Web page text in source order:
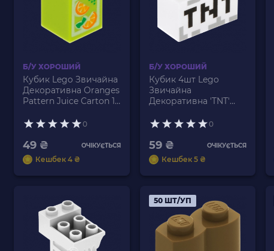
Б/У ХОРОШИЙ
Кубик Lego Звичайна
Декоративна Oranges
Pattern Juice Carton 1
Lime Б/У
0
49 ₴ ОЧІКУЄТЬСЯ
Кешбек 4 ₴
Б/У ХОРОШИЙ
Кубик 4шт Lego
Звичайна
Декоративна 'TNT'
2 3004pb122 6097028
0
59 ₴ ОЧІКУЄТЬСЯ
Кешбек 5 ₴
50 ШТ/УП